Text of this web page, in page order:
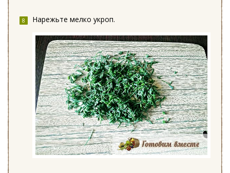
Нарежьте мелко укроп.